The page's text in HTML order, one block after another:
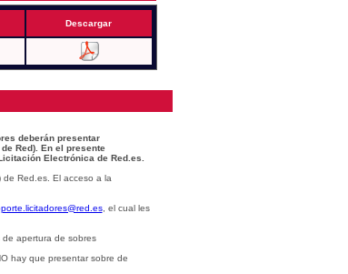
Descargar
deberán presentar
Red). En el presente
Electrónica de Red.es.
Red.es. El acceso a la
, el cual les
apertura de sobres
hay que presentar sobre de